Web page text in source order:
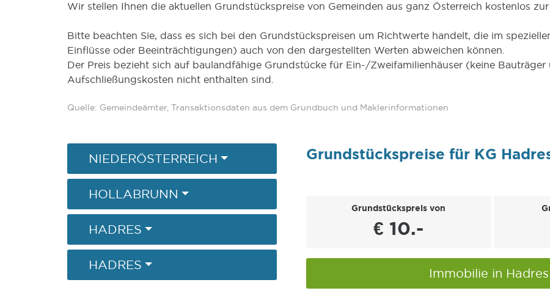
Wir stellen Ihnen die aktuellen Grundstückspreise von Gemeinden aus ganz Österreich kostenlos
Bitte beachten Sie, dass es sich bei den Grundstückspreisen um Richtwerte handelt, die im
Einflüsse oder Beeinträchtigungen) auch von den dargestellten Werten abweichen können.
Der Preis bezieht sich auf baulandfähige Grundstücke für Ein-/Zweifamilienhäuser (keine
Aufschließungskosten nicht enthalten sind.
Quelle: Gemeindeämter, Transaktionsdaten aus dem Grundbuch und Maklerinformationen
NIEDERÖSTERREICH
HOLLABRUNN
HADRES
HADRES
Grundstückspreise für KG
Grundstückspreis von
€ 10.-
Immobilie in Hadres